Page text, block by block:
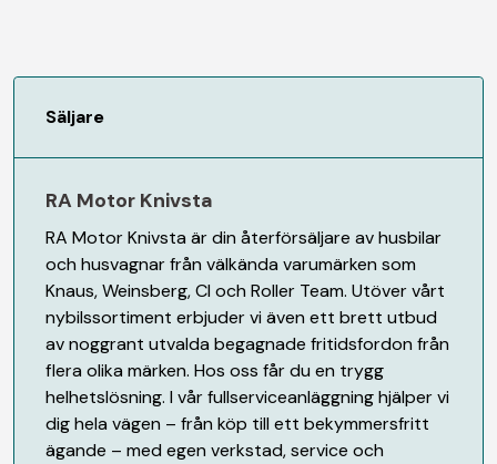
Säljare
RA Motor Knivsta
RA Motor Knivsta är din återförsäljare av husbilar
och husvagnar från välkända varumärken som
Knaus, Weinsberg, CI och Roller Team. Utöver vårt
nybilssortiment erbjuder vi även ett brett utbud
av noggrant utvalda begagnade fritidsfordon från
flera olika märken. Hos oss får du en trygg
helhetslösning. I vår fullserviceanläggning hjälper vi
dig hela vägen – från köp till ett bekymmersfritt
ägande – med egen verkstad, service och